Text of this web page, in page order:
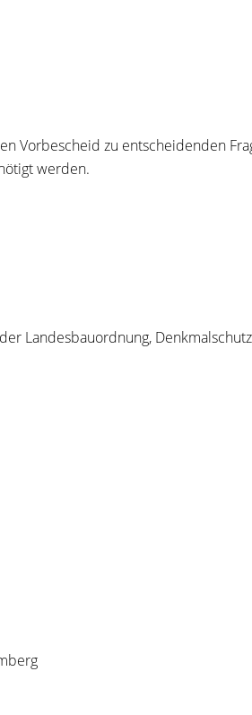
Vorbescheid zu entscheidenden
werden.
Landesbauordnung,